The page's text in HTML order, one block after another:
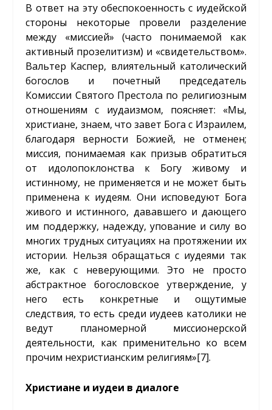
В ответ на эту обеспокоенность с иудейской
стороны некоторые провели разделение
между «миссией» (часто понимаемой как
активный прозелитизм) и «свидетельством».
Вальтер Каспер, влиятельный католический
богослов и почетный председатель
Комиссии Святого Престола по религиозным
отношениям с иудаизмом, поясняет: «Мы,
христиане, знаем, что завет Бога с Израилем,
благодаря верности Божией, не отменен;
миссия, понимаемая как призыв обратиться
от идолопоклонства к Богу живому и
истинному, не применяется и не может быть
применена к иудеям. Они исповедуют Бога
живого и истинного, дававшего и дающего
им поддержку, надежду, упование и силу во
многих трудных ситуациях на протяжении их
истории. Нельзя обращаться с иудеями так
же, как с неверующими. Это не просто
абстрактное богословское утверждение, у
него есть конкретные и ощутимые
следствия, то есть среди иудеев католики не
ведут планомерной миссионерской
деятельности, как применительно ко всем
прочим нехристианским религиям»[7].
Христиане и иудеи в диалоге